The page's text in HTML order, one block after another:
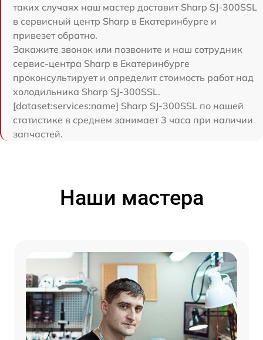
таких случаях наш мастер доставит Sharp SJ-300SSL
в сервисный центр Sharp в Екатеринбурге и
привезет обратно.
Закажите звонок или позвоните и наш сотрудник
сервис-центра Sharp в Екатеринбурге
проконсультирует и определит стоимость работ над
холодильника Sharp SJ-300SSL.
[dataset:services:name] Sharp SJ-300SSL по нашей
статистике в среднем занимает 3 часа при наличии
запчастей.
Наши мастера